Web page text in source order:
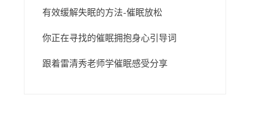
有效缓解失眠的方法-催眠放松
你正在寻找的催眠拥抱身心引导词
跟着雷清秀老师学催眠感受分享